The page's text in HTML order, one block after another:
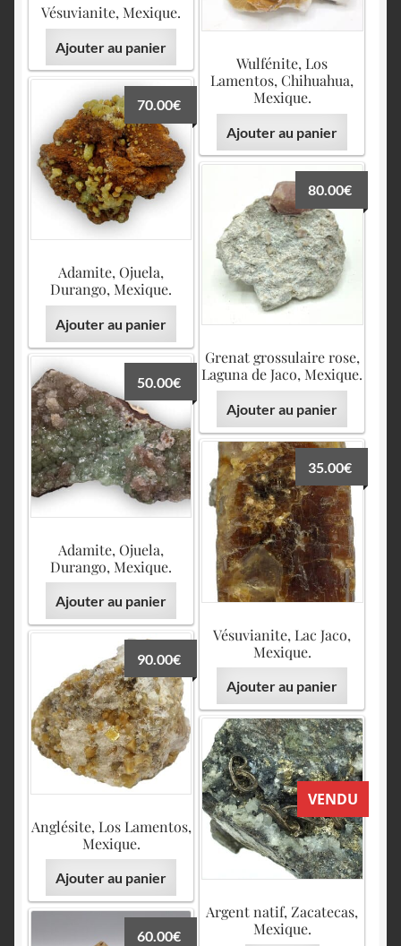
Vésuvianite, Mexique.
Ajouter au panier
Wulfénite, Los
Lamentos, Chihuahua,
Mexique.
Ajouter au panier
Adamite, Ojuela,
Durango, Mexique.
70.00€
Ajouter au panier
Grenat grossulaire rose,
Laguna de Jaco, Mexique.
80.00€
Ajouter au panier
Adamite, Ojuela,
Durango, Mexique.
50.00€
Ajouter au panier
Vésuvianite, Lac Jaco,
Mexique.
35.00€
Ajouter au panier
Anglésite, Los Lamentos,
Mexique.
90.00€
Ajouter au panier
VENDU
Argent natif, Zacatecas,
Mexique.
60.00€